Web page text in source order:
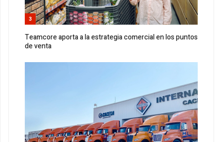
3
Teamcore aporta a la estrategia comercial en los puntos
de venta